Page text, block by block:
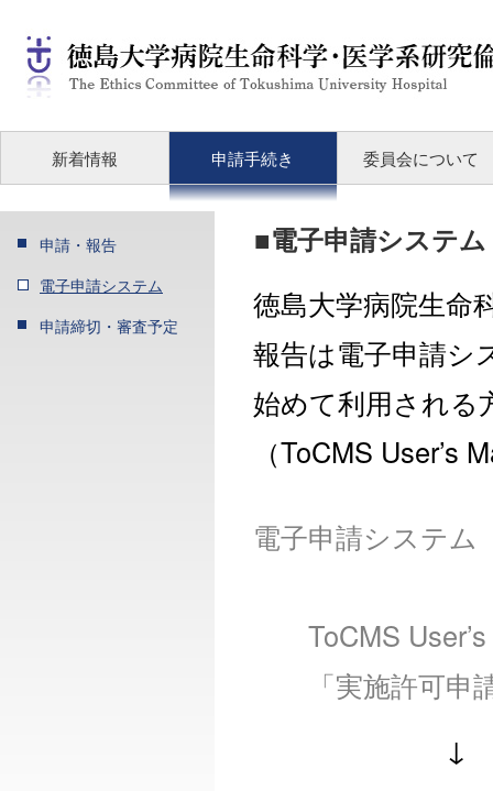
新着情報 申請手続き 委員会について
■電子申請システム
徳島大学病院生命
報告は電子申請シ
始めて利用され
（ToCMS User’s
電子申請システム
ToCMS
「実施許可
↓
申請・報告
電子申請システム
申請締切・審査予定